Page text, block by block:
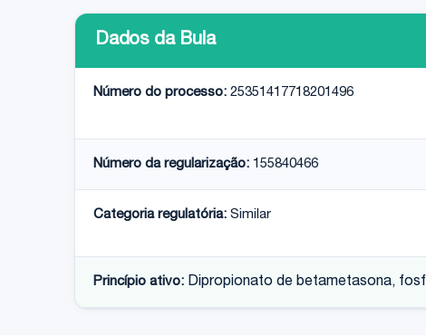
Dados da Bula
Número do processo: 25351417718201496
Número da regularização: 155840466
Categoria regulatória: Similar
Princípio ativo: Dipropionato de betametasona,